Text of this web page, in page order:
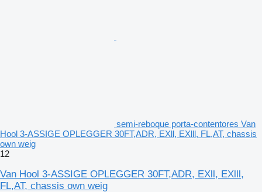
semi-reboque porta-contentores Van
Hool 3-ASSIGE OPLEGGER 30FT,ADR, EXll, EXlll, FL,AT, chassis
own weig
12
Van Hool 3-ASSIGE OPLEGGER 30FT,ADR, EXll, EXlll,
FL,AT, chassis own weig